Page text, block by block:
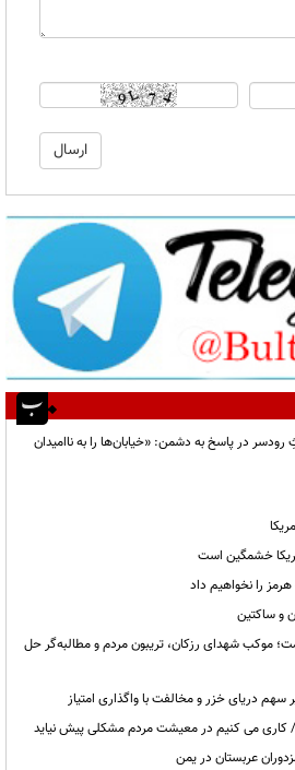
در پاسخ به دشمن: «خیابان‌ها را به ناامیدان
خشمگین است
را نخواهیم داد
و ساکتین
موکب شهدای رزکان، تریبون مردم و مطالبه‌گر حل
سهم دریای خزر و مخالفت با واگذاری امتیاز
کاری می کنیم در معیشت مردم مشکلی پیش نیاید
عربستان در یمن